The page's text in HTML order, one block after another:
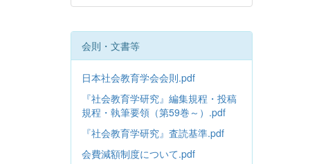
会則・文書等
日本社会教育学会会則.pdf
『社会教育学研究』編集規程・投稿
規程・執筆要領（第59巻～）.pdf
『社会教育学研究』査読基準.pdf
会費減額制度について.pdf